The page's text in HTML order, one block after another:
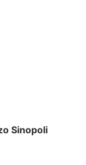
Sinopoli